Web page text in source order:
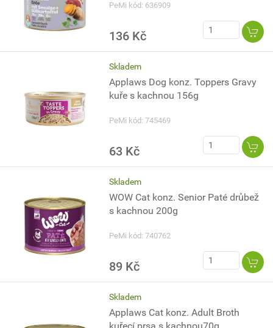
PeMi kód: 636909
136 Kč
Skladem
Applaws Dog konz. Toppers Gravy
kuře s kachnou 156g
PeMi kód: 745469
63 Kč
Skladem
WOW Cat konz. Senior Paté drůbež
s kachnou 200g
PeMi kód: 740762
89 Kč
Skladem
Applaws Cat konz. Adult Broth